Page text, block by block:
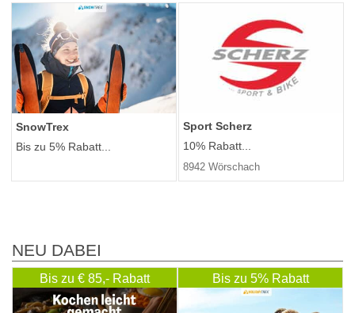
SnowTrex
Bis zu 5% Rabatt...
Sport Scherz
10% Rabatt...
8942 Wörschach
NEU DABEI
Bis zu € 85,- Rabatt Bis zu 5% Rabatt